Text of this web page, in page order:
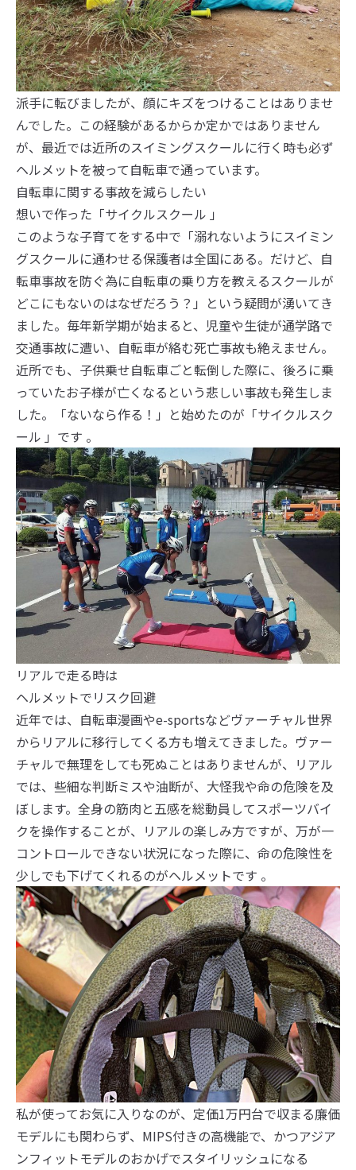
派手に転びましたが、顔にキズをつけることはありませ
んでした。この経験があるからか定かではありません
が、最近では近所のスイミングスクールに行く時も必ず
ヘルメットを被って自転車で通っています。
自転車に関する事故を減らしたい
想いで作った「サイクルスクール 」
このような子育てをする中で「溺れないようにスイミン
グスクールに通わせる保護者は全国にある。だけど、自
転車事故を防ぐ為に自転車の乗り方を教えるスクールが
どこにもないのはなぜだろう？」という疑問が湧いてき
ました。毎年新学期が始まると、児童や生徒が通学路で
交通事故に遭い、自転車が絡む死亡事故も絶えません。
近所でも、子供乗せ自転車ごと転倒した際に、後ろに乗
っていたお子様が亡くなるという悲しい事故も発生しま
した。「ないなら作る！」と始めたのが「サイクルスク
ール 」です 。
リアルで走る時は
ヘルメットでリスク回避
近年では、自転車漫画やe-sportsなどヴァーチャル世界
からリアルに移行してくる方も増えてきました。ヴァー
チャルで無理をしても死ぬことはありませんが、リアル
では、些細な判断ミスや油断が、大怪我や命の危険を及
ぼします。全身の筋肉と五感を総動員してスポーツバイ
クを操作することが、リアルの楽しみ方ですが、万が一
コントロールできない状況になった際に、命の危険性を
少しでも下げてくれるのがヘルメットです 。
私が使ってお気に入りなのが、定価1万円台で収まる廉価
モデルにも関わらず、MIPS付きの高機能で、かつアジア
ンフィットモデルのおかげでスタイリッシュになる